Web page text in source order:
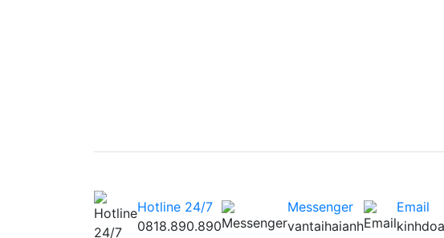
Hotline 24/7
0818.890.890
Messenger
vantaihaianh
Email